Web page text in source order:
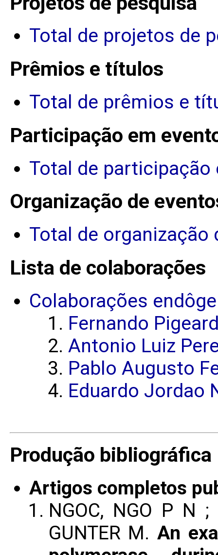
Total de projetos de
Prêmios e títulos
Total de prêmios e
Participação em
Total de participação
Organização de
Total de organização
Lista de colaborações
Colaborações
Fernando
Antonio Luiz
Pablo Augusto
Eduardo Jordao
Produção bibliográfica
Artigos completos
NGOC, NGO P N
GUNTER M.An